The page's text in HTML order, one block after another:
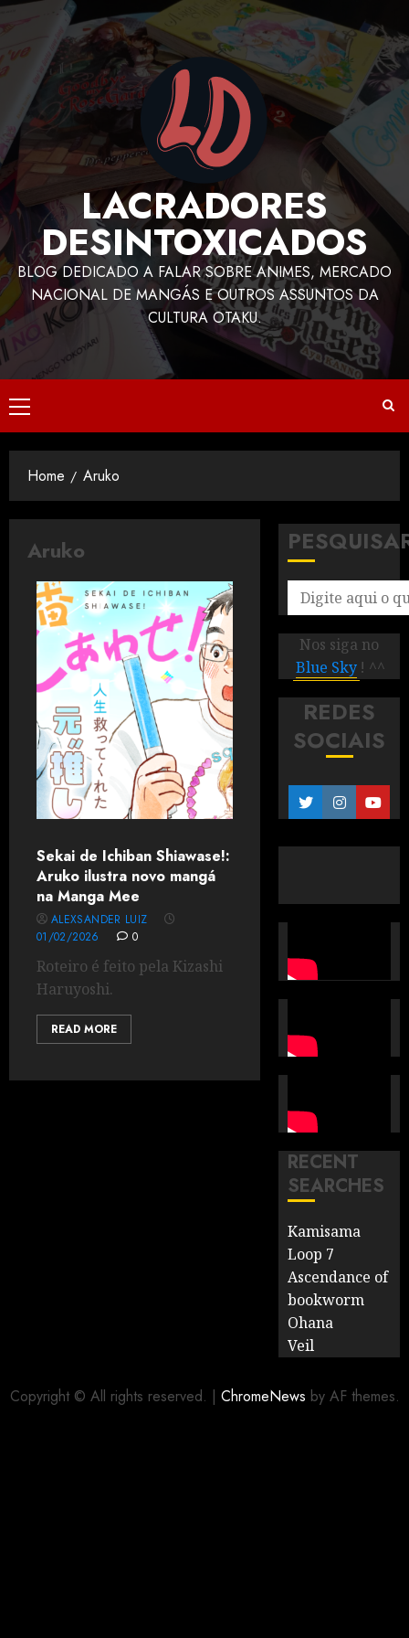
LACRADORES
DESINTOXICADOS
BLOG DEDICADO A FALAR SOBRE ANIMES, MERCADO
NACIONAL DE MANGÁS E OUTROS ASSUNTOS DA
CULTURA OTAKU.
Home Aruko
Aruko
Sekai de Ichiban Shiawase!:
Aruko ilustra novo mangá
na Manga Mee
ALEXSANDER LUIZ
01/02/2026
0
Roteiro é feito pela Kizashi
Haruyoshi.
READ MORE
Nos siga no
Blue Sky ! ^^
REDES
SOCIAIS
RECENT
SEARCHES
Kamisama
Loop 7
Ascendance of
bookworm
Ohana
Veil
Copyright © All rights reserved. | ChromeNews by AF themes.